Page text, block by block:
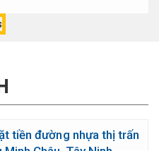
tiền đường nhựa thị trấn